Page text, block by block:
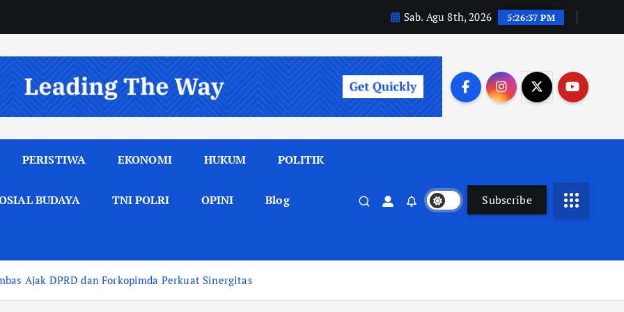
Sab. Agu 8th, 2026 5:26:39 PM
PERISTIWA EKONOMI HUKUM POLITIK
BUDAYA TNI POLRI OPINI Blog Subscribe
Ajak DPRD dan Forkopimda Perkuat Sinergitas